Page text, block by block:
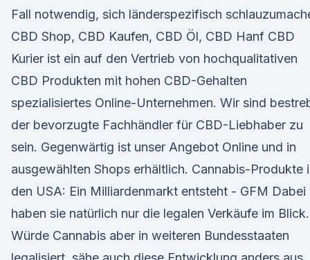
Fall notwendig, sich länderspezifisch
CBD Shop, CBD Kaufen, CBD Öl, CBD Hanf CBD
Kurier ist ein auf den Vertrieb von hochqualitativen
CBD Produkten mit hohen CBD-Gehalten
spezialisiertes Online-Unternehmen. Wir sind
der bevorzugte Fachhändler für CBD-Liebhaber zu
sein. Gegenwärtig ist unser Angebot Online und in
ausgewählten Shops erhältlich. Cannabis-Produkte
den USA: Ein Milliardenmarkt entsteht - GFM Dabei
haben sie natürlich nur die legalen Verkäufe im Blick.
Würde Cannabis aber in weiteren Bundesstaaten